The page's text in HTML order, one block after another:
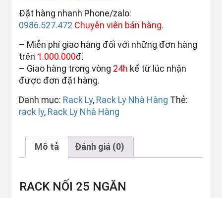
Đặt hàng nhanh Phone/zalo:
0986.527.472 Chuyên viên bán hàng.
– Miễn phí giao hàng đối với những đơn hàng
trên 1.000.000đ.
– Giao hàng trong vòng 24h kể từ lúc nhận
được đơn đặt hàng.
Danh mục: Rack Ly, Rack Ly Nhà Hàng Thẻ:
rack ly, Rack Ly Nhà Hàng
Mô tả Đánh giá (0)
RACK NỐI 25 NGĂN